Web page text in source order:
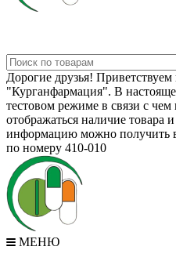
Дорогие друзья!
"Курганфармация". В
тестовом режиме в связи с
отображаться наличие
информацию можно получить
по номеру 410-010
МЕНЮ